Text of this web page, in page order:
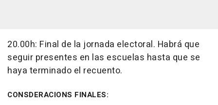
20.00h: Final de la jornada electoral. Habrá que
seguir presentes en las escuelas hasta que se
haya terminado el recuento.
CONSDERACIONS FINALES: